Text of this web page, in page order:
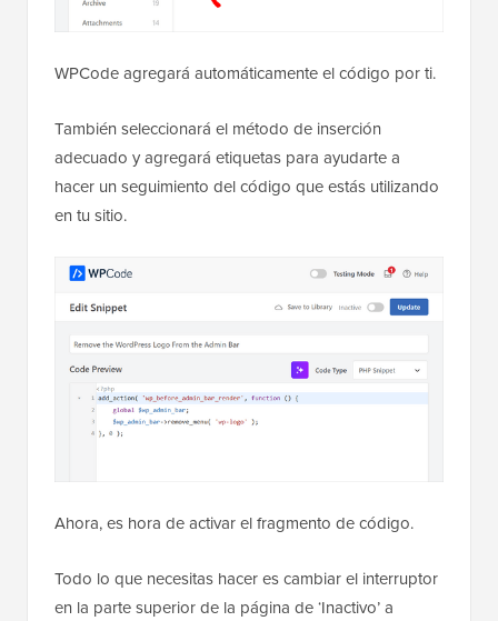
WPCode agregará automáticamente el código por ti.
También seleccionará el método de inserción
adecuado y agregará etiquetas para ayudarte a
hacer un seguimiento del código que estás utilizando
en tu sitio.
Ahora, es hora de activar el fragmento de código.
Todo lo que necesitas hacer es cambiar el interruptor
en la parte superior de la página de ‘Inactivo’ a